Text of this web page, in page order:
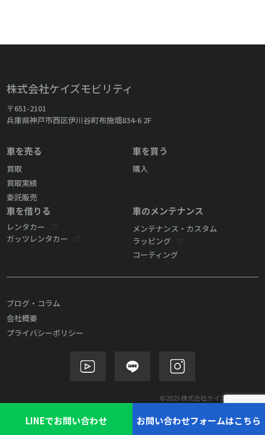
LINEでお問い合わせ お問い合わせフォームはこちら
株式会社ケイズモビリティ
〒651-2101
兵庫県神戸市西区伊川谷町布施畑834-6 2F
車を売る
買取
買取実績
委託販売
車を買う
購入
車を借りる
レンタカー
ガッツレンタカー
車のメンテナンス
メンテナンス・カスタム
ラッピング
コーティング
ブログ・コラム
会社概要
プライバシーポリシー
©2025 株式会社ケイズモビリティ